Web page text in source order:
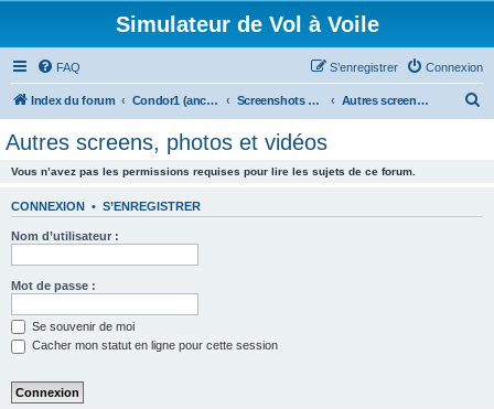
Simulateur de Vol à Voile
FAQ Connexion
S’enregistrer
Index du forum Condor1 (ancien forum) Screenshots et Vidéos Autres screens, photos et vidéos
Autres screens, photos et vidéos
Vous n’avez pas les permissions requises pour lire les sujets de ce forum.
CONNEXION • S’ENREGISTRER
Nom d’utilisateur :
Mot de passe :
Se souvenir de moi
Cacher mon statut en ligne pour cette session